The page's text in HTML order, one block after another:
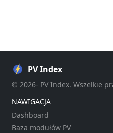
PV Index
© 2026- PV Index. Wszelkie
NAWIGACJA
Dashboard
Baza modułów PV